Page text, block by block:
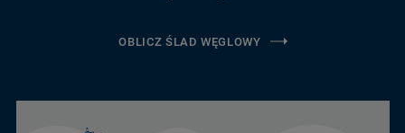
OBLICZ ŚLAD WĘGLOWY